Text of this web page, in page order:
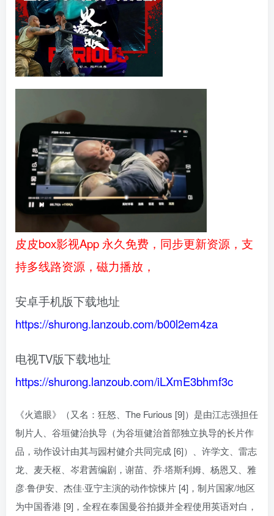
皮皮box影视App 永久免费，同步更新资源，支
持多线路资源，磁力播放，
安卓手机版下载地址
https://shurong.lanzoub.com/b00l2em4za
电视TV版下载地址
https://shurong.lanzoub.com/iLXmE3bhmf3c
《火遮眼》（又名：狂怒、The Furious [9]）是由江志强担任
制片人、谷垣健治执导（为谷垣健治首部独立执导的长片作
品，动作设计由其与园村健介共同完成 [6]）、许学文、雷志
龙、麦天枢、岑君茜编剧，谢苗、乔·塔斯利姆、杨恩又、雅
彦·鲁伊安、杰佳·亚宁主演的动作惊悚片 [4]，制片国家/地区
为中国香港 [9]，全程在泰国曼谷拍摄并全程使用英语对白，